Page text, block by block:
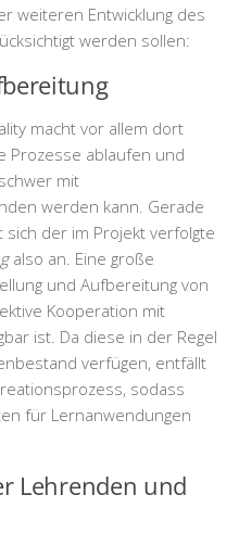
weiteren Entwicklung des
werden sollen:
macht vor allem dort
Prozesse ablaufen und
mit
werden kann. Gerade
der im Projekt verfolgte
also an. Eine große
und Aufbereitung von
Kooperation mit
ist. Da diese in der Regel
verfügen, entfällt
sodass
für Lernanwendungen
Lehrenden und